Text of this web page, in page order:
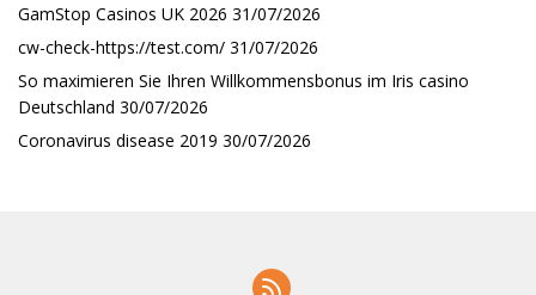
GamStop Casinos UK 2026 31/07/2026
cw-check-https://test.com/ 31/07/2026
So maximieren Sie Ihren Willkommensbonus im Iris casino
Deutschland 30/07/2026
Coronavirus disease 2019 30/07/2026